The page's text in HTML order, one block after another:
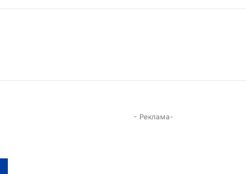
- Реклама-